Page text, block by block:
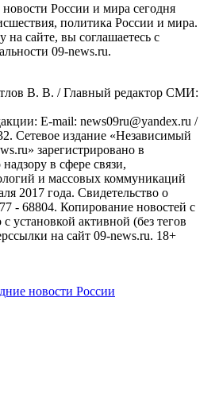
России и мира сегодня
политика России и мира.
сайте, вы соглашаетесь с
09-news.ru.
B. B. / Главный редактор СМИ:
E-mail: news09ru@yandex.ru /
Сетевое издание «Независимый
зарегистрировано в
в сфере связи,
и массовых коммуникаций
2017 года. Свидетельство о
- 68804. Копирование новостей с
установкой активной (без тегов
на сайт 09-news.ru. 18+